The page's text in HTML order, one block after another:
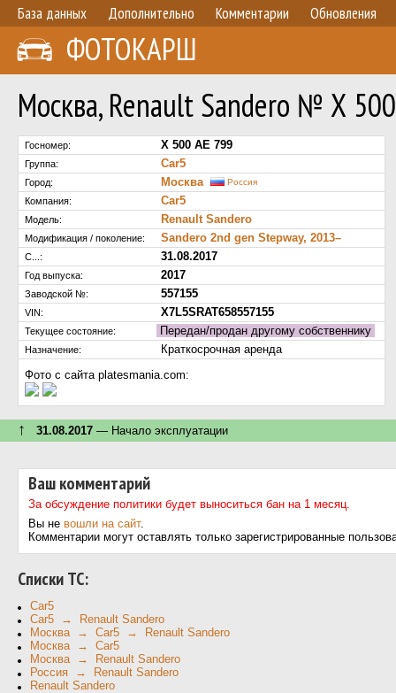
База данных Дополнительно Комментарии Обновления
ФОТОКАРШ
Москва, Renault Sandero № Х
Госномер: Х 500 АЕ 799
Группа: Car5
Город: Москва Россия
Компания: Car5
Модель: Renault Sandero
Модификация / поколение: Sandero 2nd gen Stepway, 2013–
С...: 31.08.2017
Год выпуска: 2017
Заводской №: 557155
VIN: X7L5SRAT658557155
Текущее состояние: Передан/продан другому собственнику
Назначение:
Краткосрочная аренда
Фото с сайта platesmania.com:
↑ 31.08.2017 — Начало эксплуатации
Ваш комментарий
За обсуждение политики будет выноситься бан на 1 месяц.
Вы не вошли на сайт.
Комментарии могут оставлять только зарегистрированные
Cписки ТС:
Car5
Car5 → Renault Sandero
Москва → Car5 → Renault Sandero
Москва → Car5
Москва → Renault Sandero
Россия → Renault Sandero
Renault Sandero